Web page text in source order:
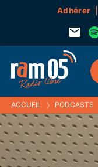
Adhérer
ACCUEIL ❯ PODCASTS